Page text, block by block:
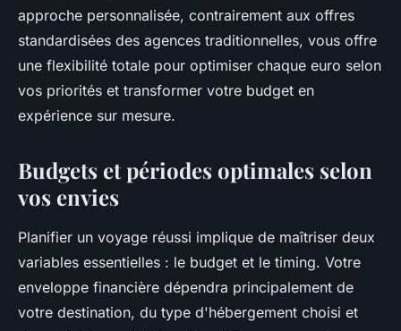
approche personnalisée, contrairement aux offres
standardisées des agences traditionnelles, vous offre
une flexibilité totale pour optimiser chaque euro selon
vos priorités et transformer votre budget en
expérience sur mesure.
Budgets et périodes optimales selon
vos envies
Planifier un voyage réussi implique de maîtriser deux
variables essentielles : le budget et le timing. Votre
enveloppe financière dépendra principalement de
votre destination, du type d'hébergement choisi et